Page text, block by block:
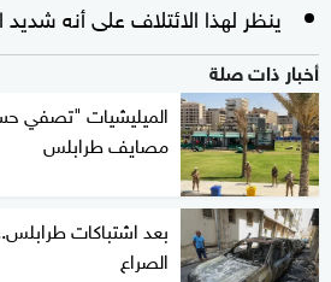
ينظر لهذا الائتلاف على أنه شديد
أخبار ذات صلة
الميليشيات "تصفي
مصايف طرابلس
بعد اشتباكات
الصراع